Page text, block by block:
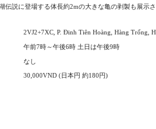
伝説に登場する体長約2mの大きな亀の剥製も展示
2VJ2+7XC, P. Đinh Tiên Hoàng, Hàng Trống,
午前7時～午後6時 土日は午後9時
なし
30,000VND (日本円 約180円)